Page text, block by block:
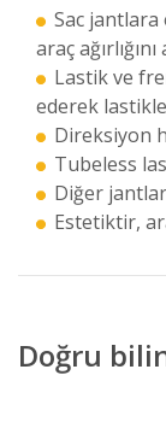
Sac
araç
Lastik ve
ederek
Direksiyon
Tubeless
Diğer
Estetiktir,
Doğru